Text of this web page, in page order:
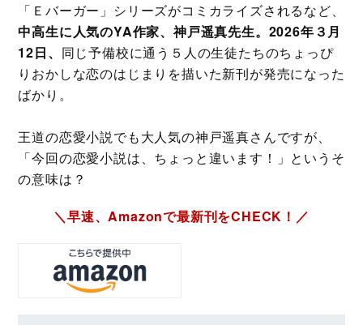
「Ｅバーガー」シリーズがコミカライズされるなど、
中高生に人気のYA作家、神戸遥真先生。2026年３月
12日、 同じ予備校に通う５人の生徒たちのちょっぴ
りおかしな恋のはじまりを描いた新刊が発売になった
ばかり。
王道の恋愛小説でも大人気の神戸遥真さんですが、
「今回の恋愛小説は、ちょっと違います！」というそ
の意味は？
＼早速、Amazonで最新刊をCHECK！／